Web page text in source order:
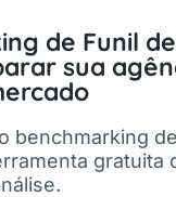
de Funil
sua
benchmarking
gratuita